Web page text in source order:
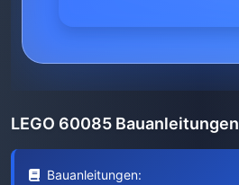
LEGO 60085 Bauanleitungen
Bauanleitungen: